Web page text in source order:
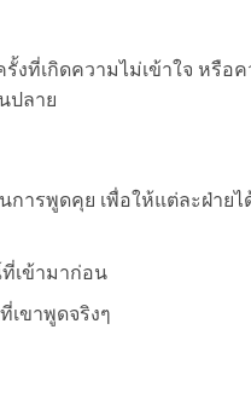
ที่เกิดความไม่เข้าใจ หรือ
ปลาย
ารพูดคุย เพื่อให้แต่ละฝ่าย
เข้ามาก่อน
เขาพูดจริงๆ